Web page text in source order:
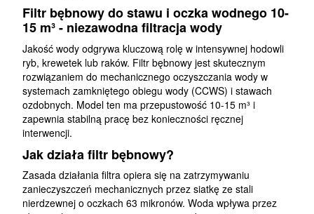
Filtr bębnowy do stawu i oczka wodnego 10-
15 m³ - niezawodna filtracja wody
Jakość wody odgrywa kluczową rolę w intensywnej hodowli
ryb, krewetek lub raków. Filtr bębnowy jest skutecznym
rozwiązaniem do mechanicznego oczyszczania wody w
systemach zamkniętego obiegu wody (CCWS) i stawach
ozdobnych. Model ten ma przepustowość 10-15 m³ i
zapewnia stabilną pracę bez konieczności ręcznej
interwencji.
Jak działa filtr bębnowy?
Zasada działania filtra opiera się na zatrzymywaniu
zanieczyszczeń mechanicznych przez siatkę ze stali
nierdzewnej o oczkach 63 mikronów. Woda wpływa przez